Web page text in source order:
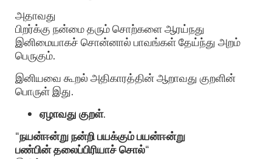
அதாவது
பிறர்க்கு நன்மை தரும் சொற்களை ஆரய்நது
இனிமையாகச் சொன்னால் பாவங்கள் தேய்ந்து அறம்
பெருகும்.
இனியவை கூறல் அதிகாரத்தின் ஆறாவது குறளின்
பொருள் இது.
ஏழாவது குறள்.
“நயன்ஈன்று நன்றி பயக்கும் பயன்ஈன்று
பண்பின் தலைப்பிரியாச் சொல்“